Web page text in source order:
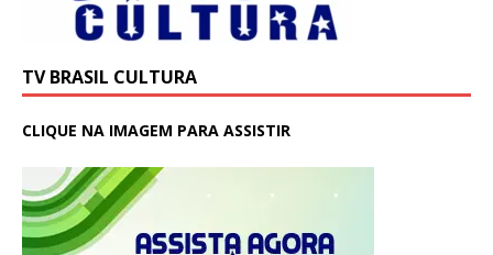
TV BRASIL CULTURA
CLIQUE NA IMAGEM PARA ASSISTIR